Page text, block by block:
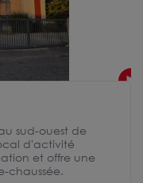
sud-ouest de
d'activité
et offre une
chaussée.